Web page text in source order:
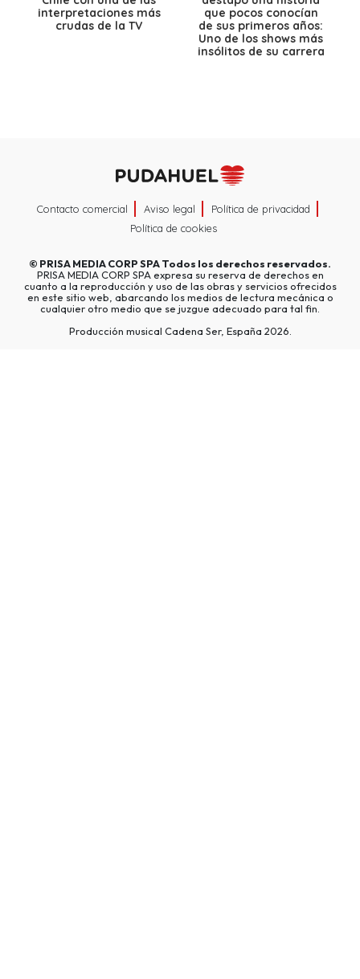
interpretaciones más
crudas de la TV
que pocos conocían
de sus primeros años:
Uno de los shows más
insólitos de su carrera
Contacto comercial Aviso legal
Política de privacidad
Política de cookies
© PRISA MEDIA CORP SPATodos los derechos reservados.
PRISA MEDIA CORP SPA expresa su reserva de derechos en
cuanto a la reproducción y uso de las obras y servicios ofrecidos
en este sitio web, abarcando los medios de lectura mecánica o
cualquier otro medio que se juzgue adecuado para tal fin.
Producción musical Cadena Ser, España 2026.